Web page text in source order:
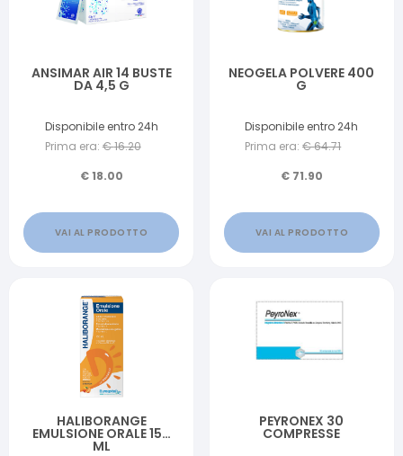
ANSIMAR AIR 14 BUSTE
DA 4,5 G
Disponibile entro 24h
Prima era: €16.20
€18.00
VAI AL PRODOTTO
NEOGELA POLVERE 400
G
Disponibile entro 24h
Prima era: €64.71
€ 71.90
VAI AL PRODOTTO
HALIBORANGE
EMULSIONE ORALE 150
ML
PEYRONEX 30
COMPRESSE